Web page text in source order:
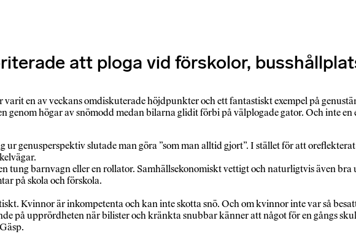
att ploga vid förskolor,
varit en av veckans omdiskuterade höjdpunkter och ett fantastiskt exempel på
genom högar av snömodd medan bilarna glidit förbi på välplogade gator. Och inte
genusperspektiv slutade man göra ”som man alltid gjort”. I stället för att
tung barnvagn eller en rollator. Samhällsekonomiskt vettigt och naturligtvis även
på skola och förskola.
Kvinnor är inkompetenta och kan inte skotta snö. Och om kvinnor inte var så
på upprördheten när bilister och kränkta snubbar känner att något för en gångs